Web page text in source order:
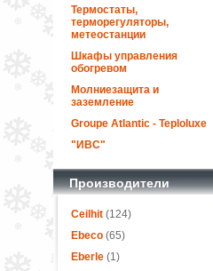
Термостаты,
терморегуляторы,
метеостанции
Шкафы управления
обогревом
Молниезащита и
заземление
Groupe Atlantic - Teploluxe
"ИВС"
Производители
Ceilhit(124)
Ebeco(65)
Eberle(1)